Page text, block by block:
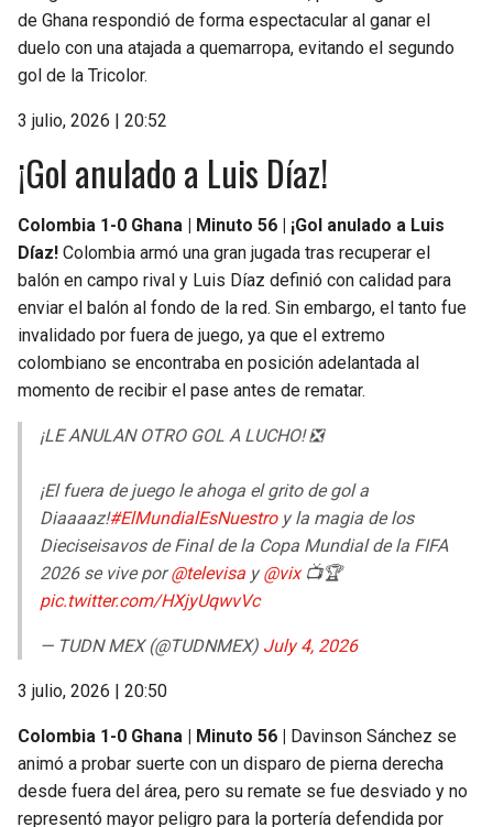
de Ghana respondió de forma espectacular al ganar el
duelo con una atajada a quemarropa, evitando el segundo
gol de la Tricolor.
3 julio, 2026 | 20:52
¡Gol anulado a Luis Díaz!
Colombia 1-0 Ghana | Minuto 56 | ¡Gol anulado a Luis
Díaz! Colombia armó una gran jugada tras recuperar el
balón en campo rival y Luis Díaz definió con calidad para
enviar el balón al fondo de la red. Sin embargo, el tanto fue
invalidado por fuera de juego, ya que el extremo
colombiano se encontraba en posición adelantada al
momento de recibir el pase antes de rematar.
¡LE ANULAN OTRO GOL A LUCHO! ❎
¡El fuera de juego le ahoga el grito de gol a
Diaaaaz!#ElMundialEsNuestroy la magia de los
Dieciseisavos de Final de la Copa Mundial de la FIFA
2026 se vive por@televisa y@vix📺🏆
pic.twitter.com/HXjyUqwvVc
— TUDN MEX (@TUDNMEX) July 4, 2026
3 julio, 2026 | 20:50
Colombia 1-0 Ghana | Minuto 56 | Davinson Sánchez se
animó a probar suerte con un disparo de pierna derecha
desde fuera del área, pero su remate se fue desviado y no
representó mayor peligro para la portería defendida por